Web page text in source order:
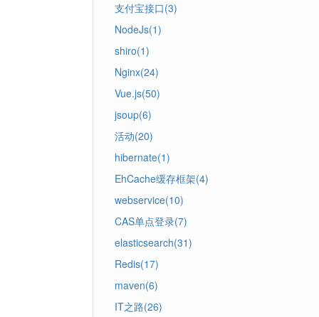
支付宝接口(3)
NodeJs(1)
shiro(1)
Nginx(24)
Vue.js(50)
jsoup(6)
活动(20)
hibernate(1)
EhCache缓存框架(4)
webservice(10)
CAS单点登录(7)
elasticsearch(31)
Redis(17)
maven(6)
IT之路(26)